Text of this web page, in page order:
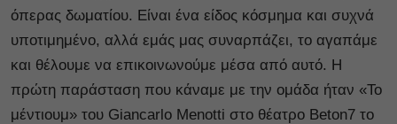
όπερας δωματίου. Είναι ένα είδος κόσμημα και συχνά
υποτιμημένο, αλλά εμάς μας συναρπάζει, το αγαπάμε
και θέλουμε να επικοινωνούμε μέσα από αυτό. Η
πρώτη παράσταση που κάναμε με την ομάδα ήταν «Το
μέντιουμ» του Giancarlo Menotti στο θέατρο Beton7 το